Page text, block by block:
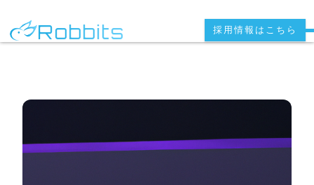
Robbits 採用情報はこちら